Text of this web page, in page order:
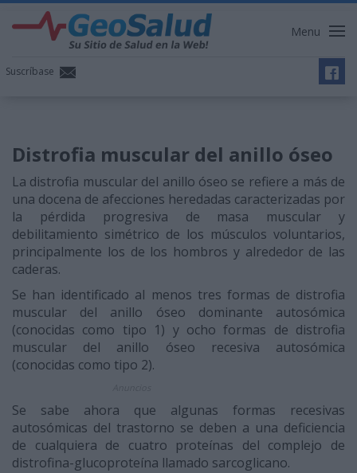
Menu
Suscríbase
Distrofia muscular del anillo óseo
La distrofia muscular del anillo óseo se refiere a más de
una docena de afecciones heredadas caracterizadas por
la pérdida progresiva de masa muscular y
debilitamiento simétrico de los músculos voluntarios,
principalmente los de los hombros y alrededor de las
caderas.
Se han identificado al menos tres formas de distrofia
muscular del anillo óseo dominante autosómica
(conocidas como tipo 1) y ocho formas de distrofia
muscular del anillo óseo recesiva autosómica
(conocidas como tipo 2).
Se sabe ahora que algunas formas recesivas
autosómicas del trastorno se deben a una deficiencia
de cualquiera de cuatro proteínas del complejo de
distrofina-glucoproteína llamado sarcoglicano.